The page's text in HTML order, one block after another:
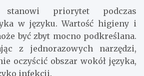
stanowi priorytet podczas
w języku. Wartość higieny i
być zbyt mocno podkreślana.
z jednorazowych narzędzi,
oczyścić obszar wokół języka,
infekcji.